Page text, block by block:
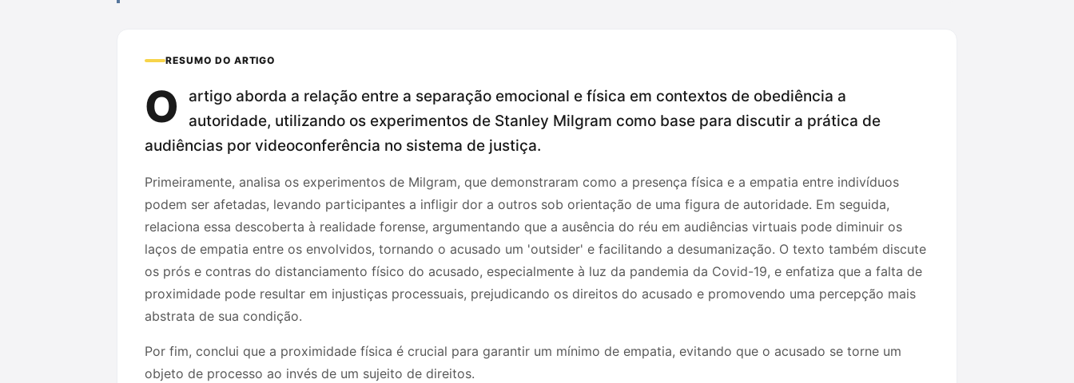
RESUMO DO ARTIGO
O
artigo aborda a relação entre a separação emocional e física em contextos de obediência a
autoridade, utilizando os experimentos de Stanley Milgram como base para discutir a prática de
audiências por videoconferência no sistema de justiça.
Primeiramente, analisa os experimentos de Milgram, que demonstraram como a presença física e a empatia entre indivíduos
podem ser afetadas, levando participantes a infligir dor a outros sob orientação de uma figura de autoridade. Em seguida,
relaciona essa descoberta à realidade forense, argumentando que a ausência do réu em audiências virtuais pode diminuir os
laços de empatia entre os envolvidos, tornando o acusado um 'outsider' e facilitando a desumanização. O texto também discute
os prós e contras do distanciamento físico do acusado, especialmente à luz da pandemia da Covid-19, e enfatiza que a falta de
proximidade pode resultar em injustiças processuais, prejudicando os direitos do acusado e promovendo uma percepção mais
abstrata de sua condição.
Por fim, conclui que a proximidade física é crucial para garantir um mínimo de empatia, evitando que o acusado se torne um
objeto de processo ao invés de um sujeito de direitos.